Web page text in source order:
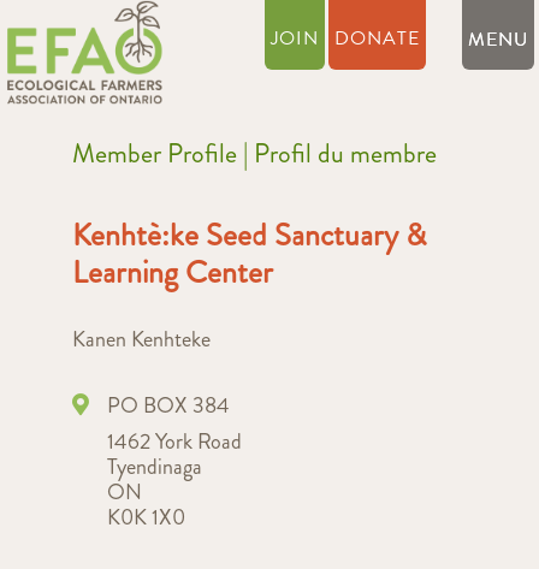
JOIN DONATE
Member Profile | Profil du membre
Kenhtè:ke Seed Sanctuary &
Learning Center
Kanen Kenhteke
PO BOX 384
1462 York Road
Tyendinaga
ON
K0K 1X0